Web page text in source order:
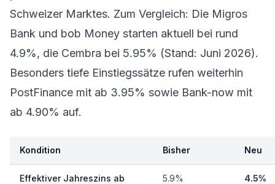
Schweizer Marktes. Zum Vergleich: Die Migros
Bank und bob Money starten aktuell bei rund
4.9%, die Cembra bei 5.95% (Stand: Juni 2026).
Besonders tiefe Einstiegssätze rufen weiterhin
PostFinance mit ab 3.95% sowie Bank-now mit
ab 4.90% auf.
Kondition Bisher Neu
Effektiver Jahreszins ab 5.9% 4.5%